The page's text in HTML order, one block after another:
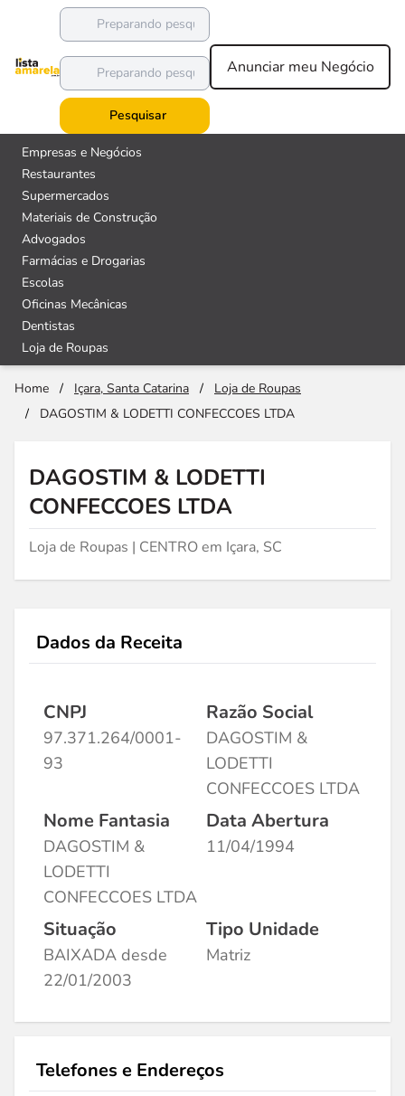
Pesquisar
Anunciar meu Negócio
Empresas e Negócios
Restaurantes
Supermercados
Materiais de Construção
Advogados
Farmácias e Drogarias
Escolas
Oficinas Mecânicas
Dentistas
Loja de Roupas
Home / Içara, Santa Catarina /
Loja de Roupas
/
DAGOSTIM & LODETTI CONFECCOES LTDA
DAGOSTIM & LODETTI
CONFECCOES LTDA
Loja de Roupas | CENTRO em Içara, SC
Dados da Receita
CNPJ
97.371.264/0001-
93
Razão Social
DAGOSTIM &
LODETTI
CONFECCOES LTDA
Nome Fantasia
DAGOSTIM &
LODETTI
CONFECCOES LTDA
Data Abertura
11/04/1994
Situação
BAIXADA desde
22/01/2003
Tipo Unidade
Matriz
Telefones e Endereços